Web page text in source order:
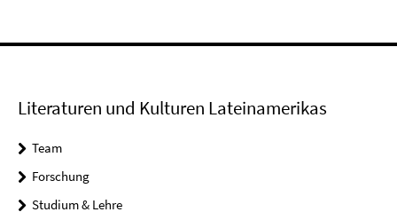
Literaturen und Kulturen Lateinamerikas
Team
Forschung
Studium & Lehre